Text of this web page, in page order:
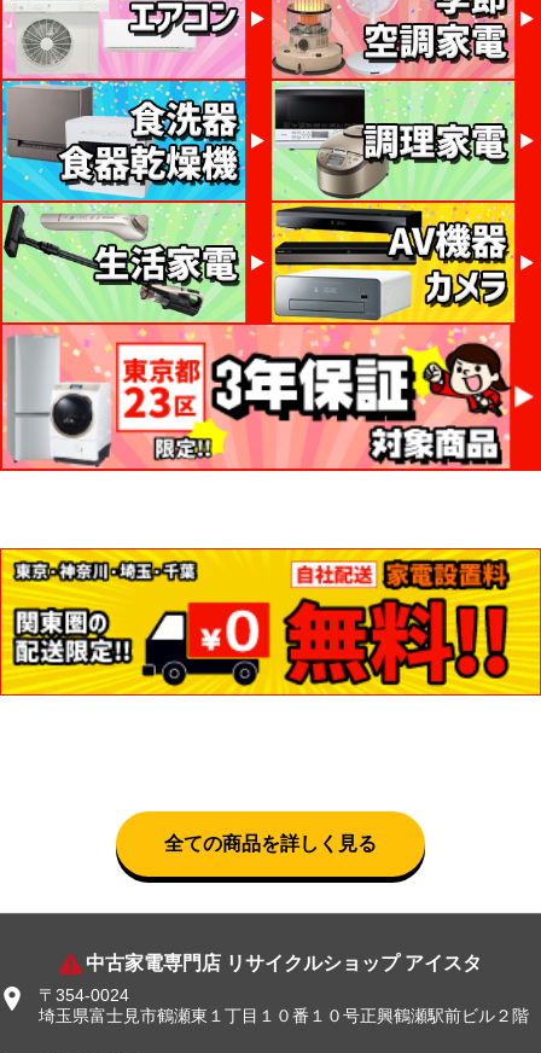
全ての商品を詳しく見る
中古家電専門店 リサイクルショップ アイスタ
〒354-0024
埼玉県富士見市鶴瀬東１丁目１０番１０号正興鶴瀬駅前ビル２階